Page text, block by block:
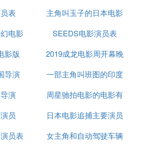
霜。
人何处教吹箫。
藜扶我过桥东。
衣巷口夕阳斜。
主。
风景的人在楼上看你
表
主角叫玉子的日本电影
电影
SEEDS电影演员表
影版
2019成龙电影周开幕晚
会
导演
一部主角叫班图的印度
电影
演
周星驰拍电影的电影有
哪些
员
日本电影追捕主要演员
表
员表
女主角和自动驾驶车辆